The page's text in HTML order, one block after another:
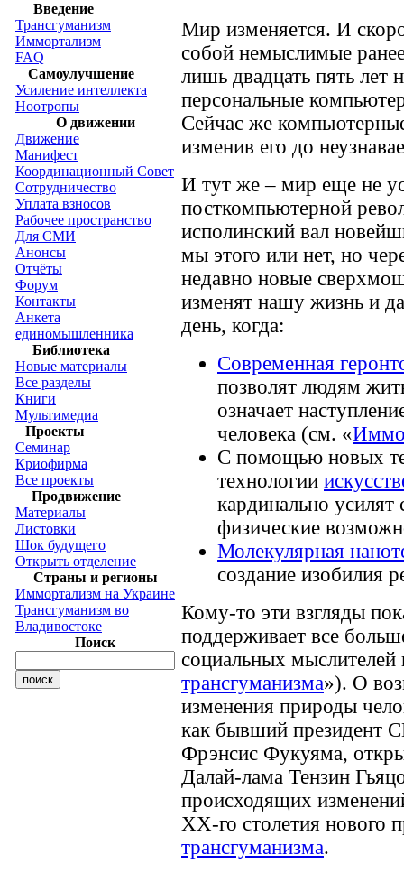
Введение
Трансгуманизм
Иммортализм
FAQ
Самоулучшение
Усиление интеллекта
Ноотропы
О движении
Движение
Манифест
Координационный Совет
Сотрудничество
Уплата взносов
Рабочее пространство
Для СМИ
Анонсы
Отчёты
Форум
Контакты
Анкета
единомышленника
Библиотека
Новые материалы
Все разделы
Книги
Мультимедиа
Проекты
Семинар
Криофирма
Все проекты
Продвижение
Материалы
Листовки
Шок будущего
Открыть отделение
Страны и регионы
Иммортализм на Украине
Трансгуманизм во
Владивостоке
Поиск
Мир изменяется. И
собой немыслимые
лишь двадцать пять лет
персональные
Сейчас же
изменив его до
И тут же – мир еще не
посткомпьютерной
исполинский вал
мы этого или нет, но
недавно новые
изменят нашу жизнь и
день, когда:
Современная
позволят людям
означает
человека (см. «
С помощью новых
технологии
кардинально усилят
физические
Молекулярная
создание изобилия
Кому-то эти взгляды
поддерживает все
социальных мыслителей
трансгуманизма»). О
изменения природы
как бывший президент
Фрэнсис Фукуяма,
Далай-лама Тензин
происходящих
XX-го столетия нового
трансгуманизма.